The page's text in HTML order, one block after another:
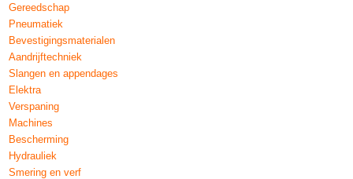
Gereedschap
Pneumatiek
Bevestigingsmaterialen
Aandrijftechniek
Slangen en appendages
Elektra
Verspaning
Machines
Bescherming
Hydrauliek
Smering en verf